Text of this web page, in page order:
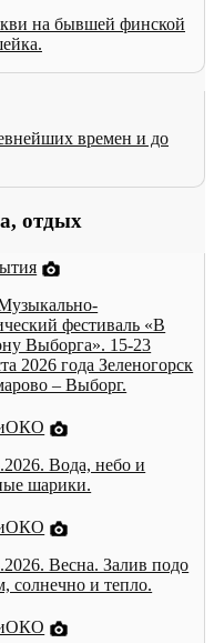
на бывшей финской
времен и до
отдых
фестиваль «В
Выборга». 15-23
2026 года Зеленогорск
– Выборг.
Вода, небо и
шарики.
Весна. Залив подо
солнечно и тепло.